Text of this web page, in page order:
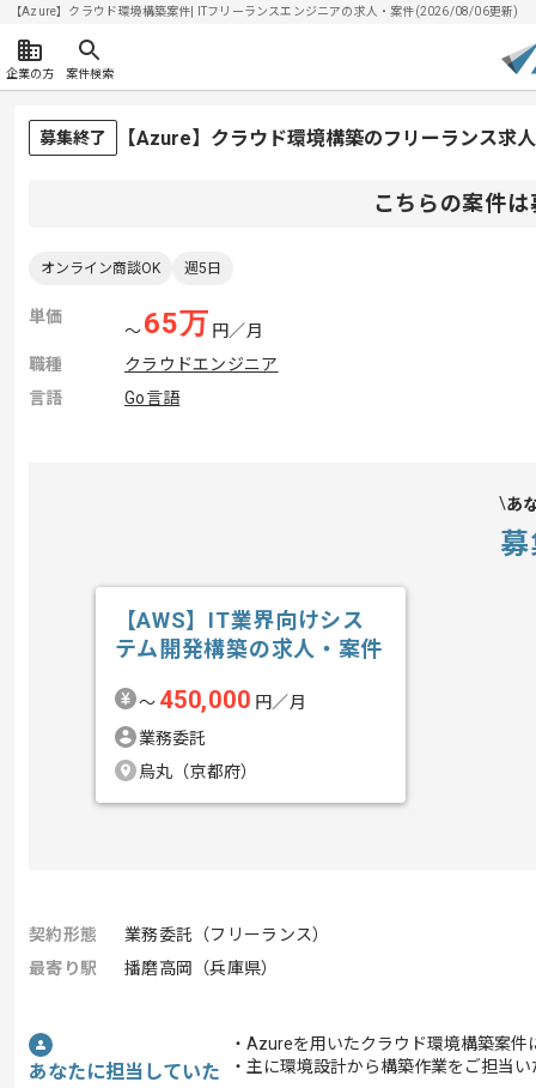
【Azure】クラウド環境構築案件| ITフリーランスエンジニアの求人・案件(2026/08/06更新)
企業の方 案件検索
募集終了 【Azure】クラウド環境構築のフリーランス求
こちらの案件
オンライン商談OK 週5日
単価
〜65万 円／月
職種
クラウドエンジニア
言語
Go言語
あ
【AWS】IT業界向けシス
テム開発構築の求人・案件
〜 450,000 円／月
業務委託
烏丸（京都府）
契約形態
業務委託（フリーランス）
最寄り駅
播磨高岡（兵庫県）
あなたに担当していた
・Azureを用いたクラウド環境構築案件
・主に環境設計から構築作業をご担当